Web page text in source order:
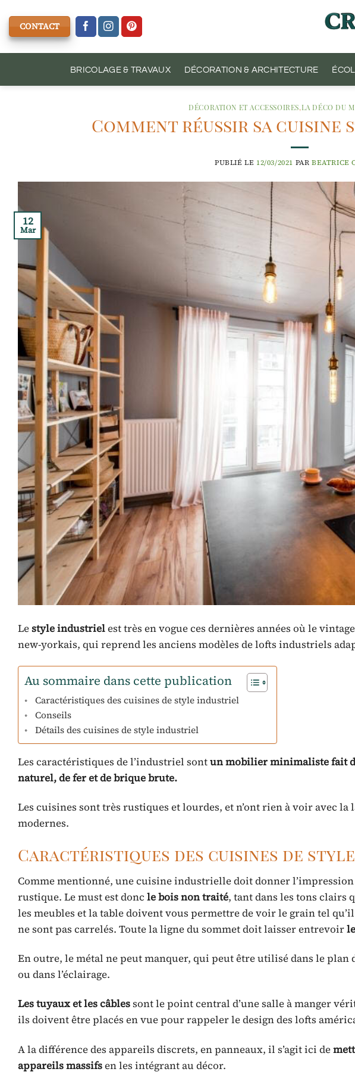
au
contenu
CONTACT
BRICOLAGE & TRAVAUX DÉCORATION & ARCHITECTURE
DÉCORATION ET ACCESSOIRES,LA DÉCO DU
Comment réussir sa
PUBLIÉ LE 12/03/2021 PAR BEATRICE
12
Mar
Lestyle industrielest très en vogue ces dernières années où le
new-yorkais, qui reprend les anciens modèles de lofts industriels
Au sommaire dans cette publication
Caractéristiques des cuisines de style industriel
Conseils
Détails des cuisines de style industriel
Les caractéristiques de l’industriel sontun mobilier minimaliste fait
naturel, de fer et de brique brute.
Les cuisines sont très rustiques et lourdes, et n’ont rien à voir avec
modernes.
Caractéristiques des cuisines de
Comme mentionné, une cuisine industrielle doit donner
rustique. Le must est donc le bois non traité, tant dans les tons clairs
les meubles et la table doivent vous permettre de voir le grain tel
ne sont pas carrelés. Toute la ligne du sommet doit laisser entrevoir
En outre, le métal ne peut manquer, qui peut être utilisé dans le
ou dans l’éclairage.
Les tuyaux et les câblessont le point central d’une salle à manger
ils doivent être placés en vue pour rappeler le design des lofts
A la différence des appareils discrets, en panneaux, il s’agit ici de
appareils massifsen les intégrant au décor.